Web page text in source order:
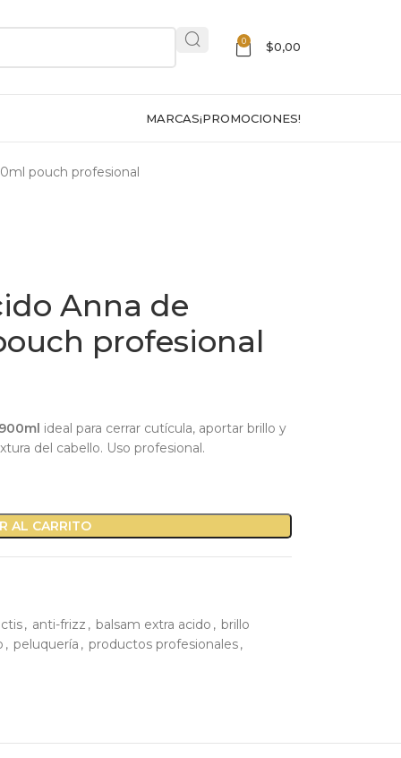
0 $0,00
MARCAS¡PROMOCIONES!
pouch profesional
Anna de
profesional
ideal para cerrar cutícula, aportar brillo y
del cabello. Uso profesional.
AL CARRITO
, anti-frizz , balsam extra acido , brillo
, peluquería , productos profesionales,